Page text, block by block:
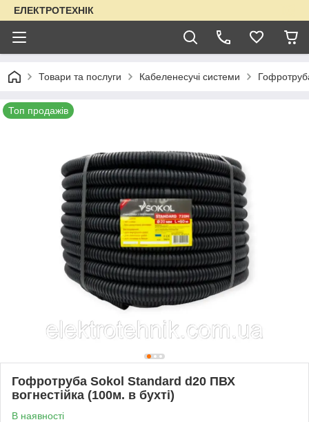
ЕЛЕКТРОТЕХНІК
Товари та послуги Кабеленесучі системи
Топ продажів
Гофротруба Sokol Standard d20 ПВХ
вогнестійка (100м. в бухті)
В наявності